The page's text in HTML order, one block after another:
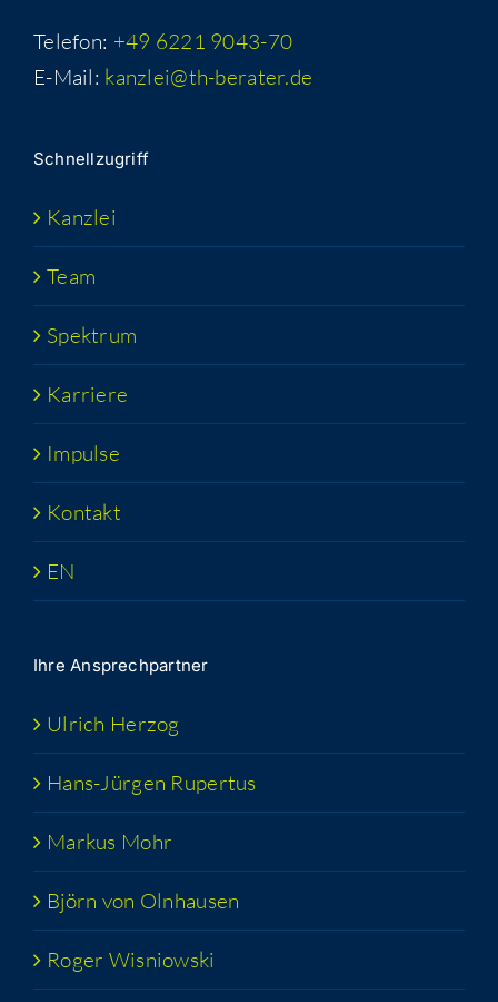
Telefon: +49 6221 9043-70
E-Mail: kanzlei@th-berater.de
Schnell­zu­griff
Kanz­lei
Team
Spek­trum
Kar­rie­re
Impul­se
Kon­takt
EN
Ihre Ansprech­part­ner
Ulrich Her­zog
Hans-Jür­­gen Rupertus
Mar­kus Mohr
Björn von Olnhausen
Roger Wis­niow­ski